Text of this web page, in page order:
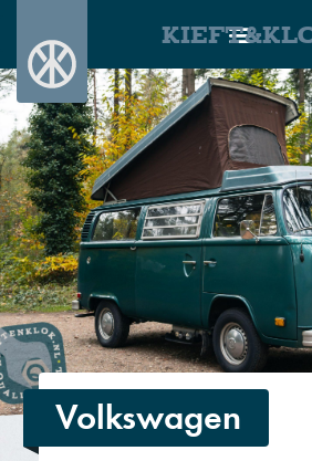
Volkswagen